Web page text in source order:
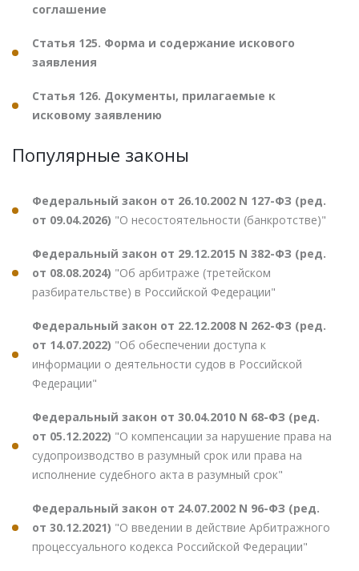
соглашение
Статья 125. Форма и содержание искового
заявления
Статья 126. Документы, прилагаемые к
исковому заявлению
Популярные законы
Федеральный закон от 26.10.2002 N 127-ФЗ (ред.
от 09.04.2026) "О несостоятельности (банкротстве)"
Федеральный закон от 29.12.2015 N 382-ФЗ (ред.
от 08.08.2024) "Об арбитраже (третейском
разбирательстве) в Российской Федерации"
Федеральный закон от 22.12.2008 N 262-ФЗ (ред.
от 14.07.2022) "Об обеспечении доступа к
информации о деятельности судов в Российской
Федерации"
Федеральный закон от 30.04.2010 N 68-ФЗ (ред.
от 05.12.2022) "О компенсации за нарушение права на
судопроизводство в разумный срок или права на
исполнение судебного акта в разумный срок"
Федеральный закон от 24.07.2002 N 96-ФЗ (ред.
от 30.12.2021) "О введении в действие Арбитражного
процессуального кодекса Российской Федерации"